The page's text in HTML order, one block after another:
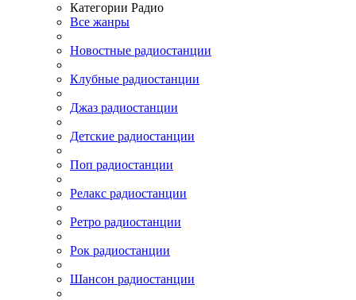
Категории Радио
Все жанры
Новостные радиостанции
Клубные радиостанции
Джаз радиостанции
Детские радиостанции
Поп радиостанции
Релакс радиостанции
Ретро радиостанции
Рок радиостанции
Шансон радиостанции